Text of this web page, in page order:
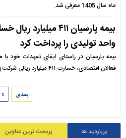
ماه سال 1405 معرفی شد.
بیمه پارسیان ۴۱۱
واحد تولیدی را پرداخت کرد
بیمه پارسیان در راستای ایفای تعهدات خود
فعالان اقتصادی، خسارت ۴۱۱ میلیارد ریالی شرکت پویا تجارت افلاک را پرداخت کرد.
1 بعدی
پربازدید ها
پربحث ترین عناوین